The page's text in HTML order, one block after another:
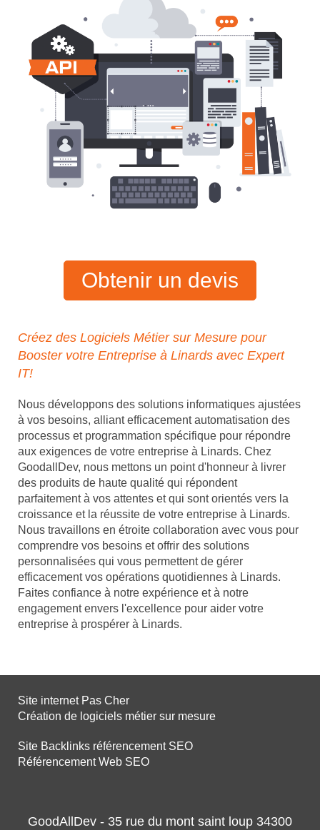
Obtenir un devis
Créez des Logiciels Métier sur Mesure pour
Booster votre Entreprise à Linards avec Expert
IT!
Nous développons des solutions informatiques ajustées
à vos besoins, alliant efficacement automatisation des
processus et programmation spécifique pour répondre
aux exigences de votre entreprise à Linards. Chez
GoodallDev, nous mettons un point d'honneur à livrer
des produits de haute qualité qui répondent
parfaitement à vos attentes et qui sont orientés vers la
croissance et la réussite de votre entreprise à Linards.
Nous travaillons en étroite collaboration avec vous pour
comprendre vos besoins et offrir des solutions
personnalisées qui vous permettent de gérer
efficacement vos opérations quotidiennes à Linards.
Faites confiance à notre expérience et à notre
engagement envers l'excellence pour aider votre
entreprise à prospérer à Linards.
Site internet Pas Cher
Création de logiciels métier sur mesure
Site Backlinks référencement SEO
Référencement Web SEO
GoodAllDev - 35 rue du mont saint loup 34300